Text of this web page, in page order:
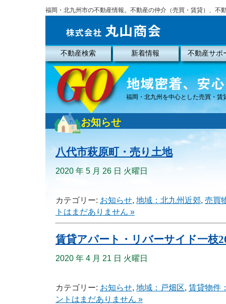
福岡・北九州市の不動産情報。不動産の仲介（売買・賃貸）、
不動産検索 新着情報 不動産サポ
福岡・北九州を中心とした売買・賃
お知らせ
八代市萩原町・売り土地
2020 年 5 月 26 日 火曜日
カテゴリー: お知らせ, 地域：北九州近郊, 売買
トはまだありません »
賃貸アパート・リバーサイド一枝
2020 年 4 月 21 日 火曜日
カテゴリー: お知らせ, 地域：戸畑区, 賃貸物件
ントはまだありません »